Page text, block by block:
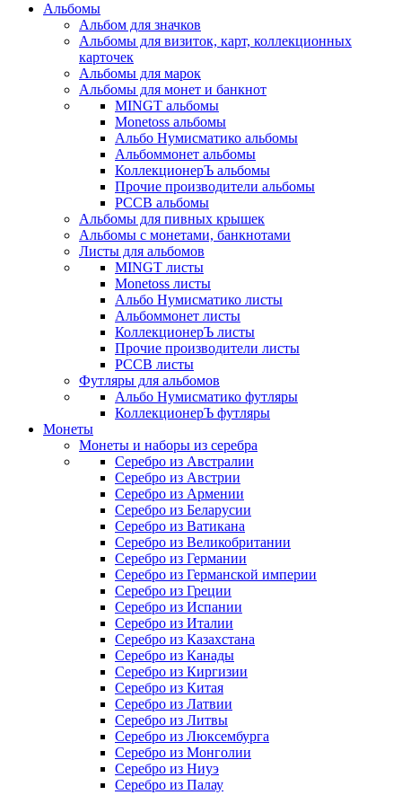
Альбомы
Альбом для значков
Альбомы для визиток, карт, коллекционных
карточек
Альбомы для марок
Альбомы для монет и банкнот
MINGT альбомы
Monetoss альбомы
Альбо Нумисматико альбомы
Альбоммонет альбомы
КоллекционерЪ альбомы
Прочие производители альбомы
РССВ альбомы
Альбомы для пивных крышек
Альбомы с монетами, банкнотами
Листы для альбомов
MINGT листы
Monetoss листы
Альбо Нумисматико листы
Альбоммонет листы
КоллекционерЪ листы
Прочие производители листы
РССВ листы
Футляры для альбомов
Альбо Нумисматико футляры
КоллекционерЪ футляры
Монеты
Монеты и наборы из серебра
Серебро из Австралии
Серебро из Австрии
Серебро из Армении
Серебро из Беларусии
Серебро из Ватикана
Серебро из Великобритании
Серебро из Германии
Серебро из Германской империи
Серебро из Греции
Серебро из Испании
Серебро из Италии
Серебро из Казахстана
Серебро из Канады
Серебро из Киргизии
Серебро из Китая
Серебро из Латвии
Серебро из Литвы
Серебро из Люксембурга
Серебро из Монголии
Серебро из Ниуэ
Серебро из Палау